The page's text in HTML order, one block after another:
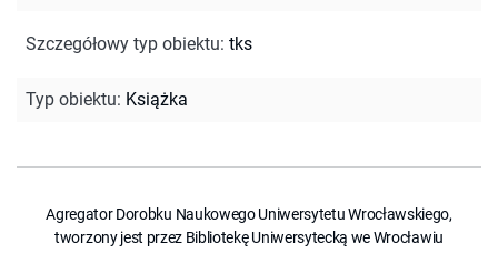
Szczegółowy typ obiektu: tks
Typ obiektu: Książka
Agregator Dorobku Naukowego Uniwersytetu Wrocławskiego,
tworzony jest przez Bibliotekę Uniwersytecką we Wrocławiu